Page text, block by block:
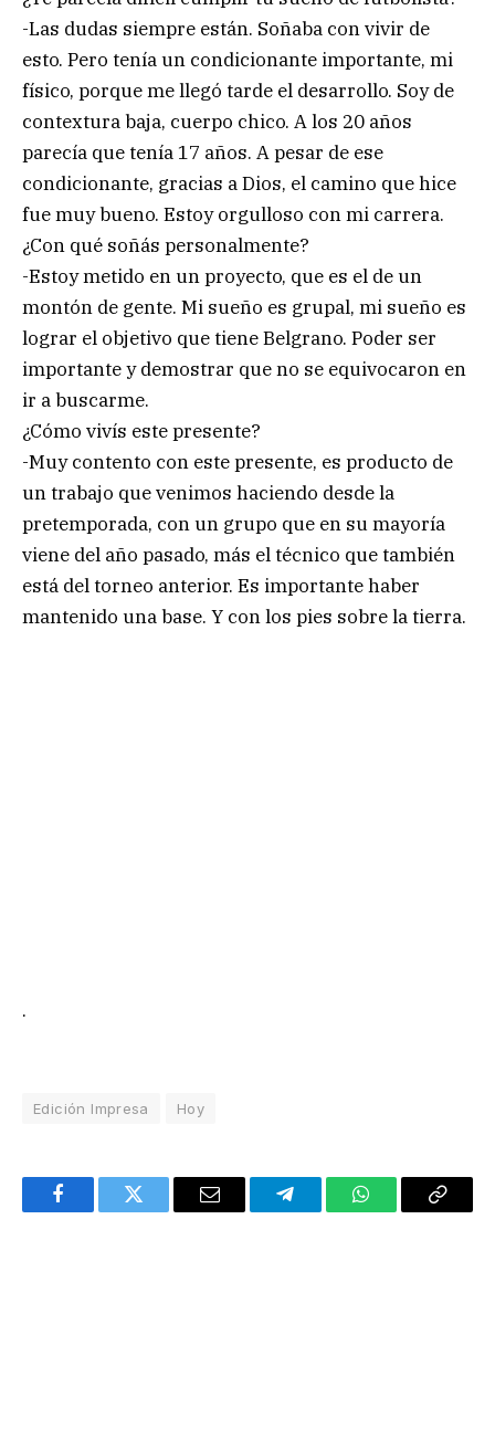
-Las dudas siempre están. Soñaba con vivir de
esto. Pero tenía un condicionante importante, mi
físico, porque me llegó tarde el desarrollo. Soy de
contextura baja, cuerpo chico. A los 20 años
parecía que tenía 17 años. A pesar de ese
condicionante, gracias a Dios, el camino que hice
fue muy bueno. Estoy orgulloso con mi carrera.
¿Con qué soñás personalmente?
-Estoy metido en un proyecto, que es el de un
montón de gente. Mi sueño es grupal, mi sueño es
lograr el objetivo que tiene Belgrano. Poder ser
importante y demostrar que no se equivocaron en
ir a buscarme.
¿Cómo vivís este presente?
-Muy contento con este presente, es producto de
un trabajo que venimos haciendo desde la
pretemporada, con un grupo que en su mayoría
viene del año pasado, más el técnico que también
está del torneo anterior. Es importante haber
mantenido una base. Y con los pies sobre la tierra.
.
Edición Impresa Hoy
FacebookTwitter Email TelegramWhatsAppCopy